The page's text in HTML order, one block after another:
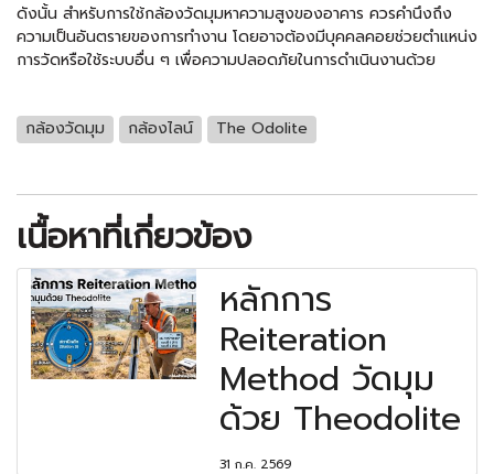
ดังนั้น สำหรับการใช้กล้องวัดมุมหาความสูงของอาคาร ควรคำนึงถึง
ความเป็นอันตรายของการทำงาน โดยอาจต้องมีบุคคลคอยช่วยตำแหน่ง
การวัดหรือใช้ระบบอื่น ๆ เพื่อความปลอดภัยในการดำเนินงานด้วย
กล้องวัดมุม กล้องไลน์ The Odolite
เนื้อหาที่เกี่ยวข้อง
หลักการ
Reiteration
Method วัดมุม
ด้วย Theodolite
31 ก.ค. 2569